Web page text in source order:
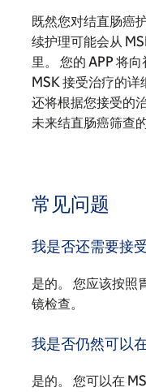
既然您对结直肠癌
续护理可能会从
里。 您的 APP 将
MSK 接受治疗的详
还将根据您接受的
未来结直肠癌筛查的
常见问题
我是否还需要接
是的。 您应该按照
镜检查。
我是否仍然可以
是的。 您可以在